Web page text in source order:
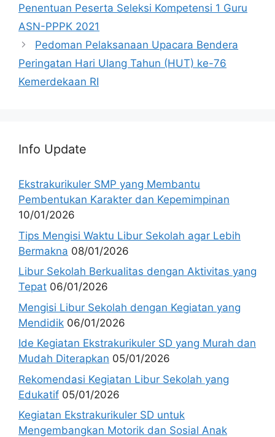
Penentuan Peserta Seleksi Kompetensi 1 Guru
ASN-PPPK 2021
Pedoman Pelaksanaan Upacara Bendera
Peringatan Hari Ulang Tahun (HUT) ke-76
Kemerdekaan RI
Info Update
Ekstrakurikuler SMP yang Membantu
Pembentukan Karakter dan Kepemimpinan
10/01/2026
Tips Mengisi Waktu Libur Sekolah agar Lebih
Bermakna 08/01/2026
Libur Sekolah Berkualitas dengan Aktivitas yang
Tepat 06/01/2026
Mengisi Libur Sekolah dengan Kegiatan yang
Mendidik 06/01/2026
Ide Kegiatan Ekstrakurikuler SD yang Murah dan
Mudah Diterapkan 05/01/2026
Rekomendasi Kegiatan Libur Sekolah yang
Edukatif 05/01/2026
Kegiatan Ekstrakurikuler SD untuk
Mengembangkan Motorik dan Sosial Anak